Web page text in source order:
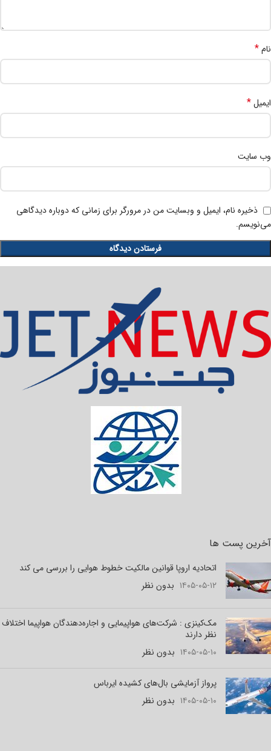
نام*
ایمیل*
وب‌ سایت
ذخیره نام، ایمیل و وبسایت من در مرورگر برای زمانی که دوباره دیدگاهی
می‌نویسم.
آخرین پست ها
اتحادیه اروپا قوانین مالکیت خطوط هوایی را بررسی می کند
۱۴۰۵-۰۵-۱۲ بدون نظر
مک‌کینزی : شرکت‌های هواپیمایی و اجاره‌دهندگان هواپیما اختلاف
نظر دارند
۱۴۰۵-۰۵-۱۰ بدون نظر
پرواز آزمایشی بال‌های کشیده ایرباس
۱۴۰۵-۰۵-۱۰ بدون نظر